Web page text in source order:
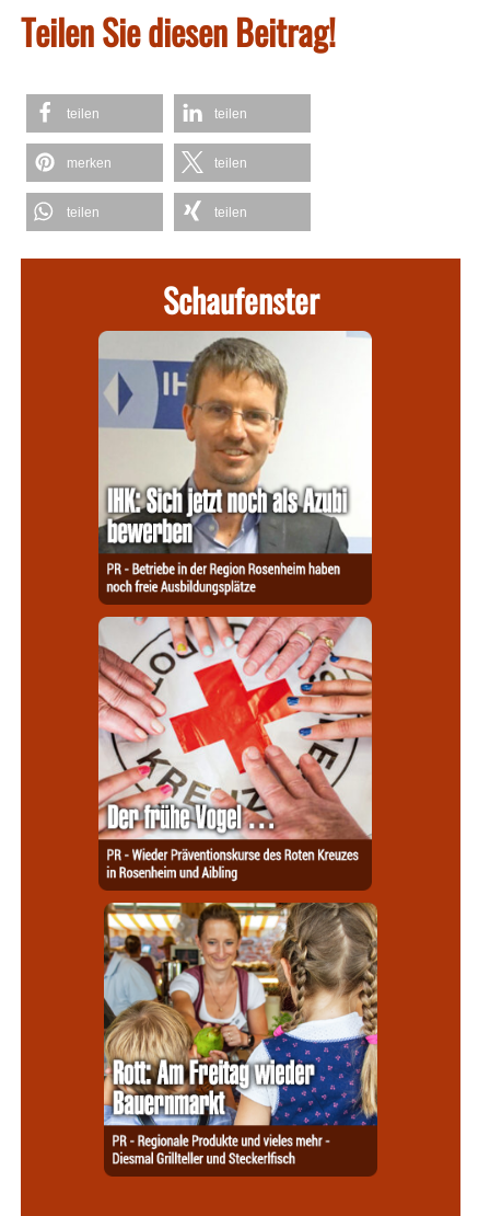
Teilen Sie diesen Beitrag!
teilen teilen
merken teilen
teilen teilen
Schaufenster